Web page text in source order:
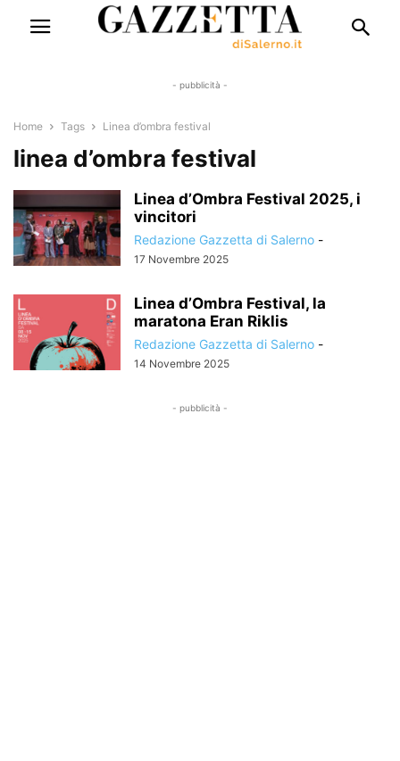
- pubblicità -
Home Tags Linea d’ombra festival
linea d’ombra festival
Linea d’Ombra Festival 2025, i
vincitori
Redazione Gazzetta di Salerno -
17 Novembre 2025
Linea d’Ombra Festival, la
maratona Eran Riklis
Redazione Gazzetta di Salerno -
14 Novembre 2025
- pubblicità -